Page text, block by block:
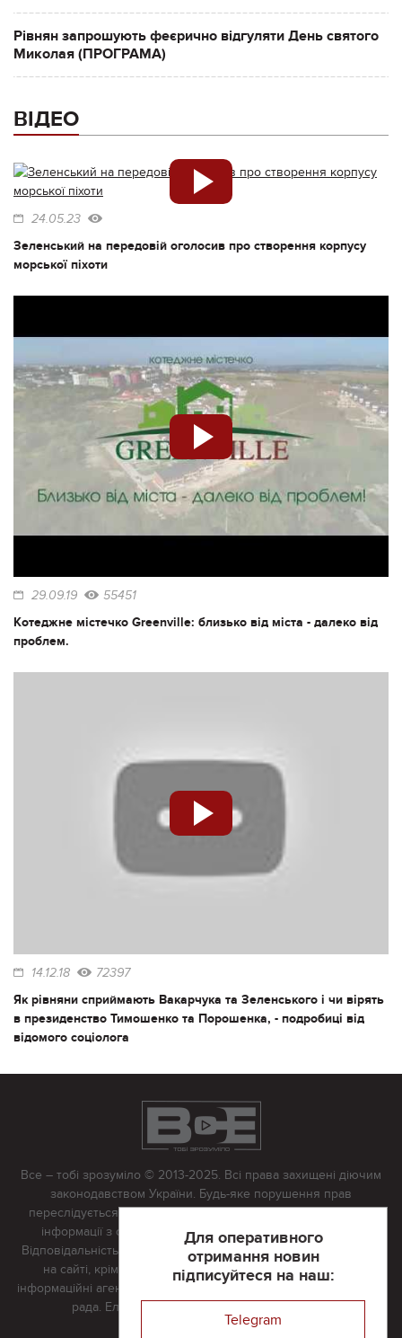
Рівнян запрошують феєрично відгуляти День святого
Миколая (ПРОГРАМА)
ВІДЕО
24.05.23
Зеленський на передовій оголосив про створення корпусу
морської піхоти
29.09.19 55451
Котеджне містечко Greenville: близько від міста - далеко від
проблем.
14.12.18 72397
Як рівняни сприймають Вакарчука та Зеленського і чи вірять
в президенство Тимошенко та Порошенка, - подробиці від
відомого соціолога
Для оперативного
отримання новин
підписуйтеся на наш:
Telegram
Все – тобі зрозуміло © 2013-2025. Всі права захищені діючим
законодавством України. Будь-яке порушення прав
переслідується в судовому порядку. Будь-яке відтворення
інформації з сайту тільки з письмово дозволу редакції.
Відповідальність за достовірність усіх матеріалів, розміщених
на сайті, крім матеріалів, які містять посилання на інші
інформаційні агентства або інтернет-видання, несе редакційна
рада. Електронна пошта: